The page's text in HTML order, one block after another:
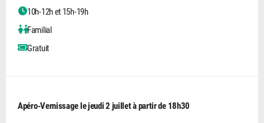
10h-12h et 15h-19h
Familial
Gratuit
Apéro-Vernissage le jeudi 2 juillet à partir de 18h30